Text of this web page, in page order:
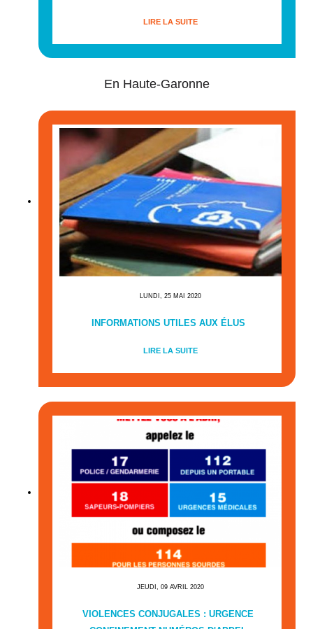
LIRE LA SUITE
En Haute-Garonne
LUNDI, 25 MAI 2020
INFORMATIONS UTILES AUX ÉLUS
LIRE LA SUITE
JEUDI, 09 AVRIL 2020
VIOLENCES CONJUGALES : URGENCE